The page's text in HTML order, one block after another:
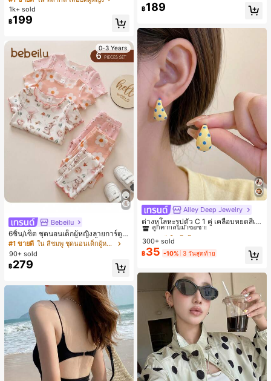
สปอร์ตแฟชั่นมินิมอล ของขวัญสำหรับเ
พื่อน
1k+ sold
฿199
0-3 Years
Bebeilu
6ชิ้น/เซ็ต ชุดนอนเด็กผู้หญิงลายการ์ตูน
หมีและดอกไม้ คอกลม แขนสั้น กางเกง
ขาสั้น ขอบระบาย สวมใส่สบาย
#1 ขายดี
ใน สีชมพู ชุดนอนเด็กผู้หญิง
90+ sold
฿279
฿189
Alley Deep Jewelry
ต่างหูโลหะรูปตัว C 1 คู่ เคลือบหยดสีเห
ลือง ลายจุดสีน้ำเงิน สไตล์ยุโรปและอเม
ริกัน แฟชั่นส่วนตัว หวานและสง่างาม
สำหรับผู้หญิงและเด็กหญิง สำหรับการเ
ดินทาง งานแต่งงาน ปาร์ตี้ วันเกิด ของ
#1 ขายดี ใน โบโฮ ต่างหูผู้หญิง
ลูกค้ากลับมาซื้อซ้ำ!
เกือบหมดแล้ว!
#1 ขายดี ใน โบโฮ ต่างหูผู้หญิง
ลูกค้ากลับมาซื้อซ้ำ!
เกือบหมดแล้ว!
#1 ขายดี ใน โบโฮ ต่างหูผู้หญิง
ลูกค้ากลับมาซื้อซ้ำ!
เกือบหมดแล้ว!
#1 ขายดี ใน โบโฮ ต่างหูผู้หญิง
เกือบหมดแล้ว!
300+ sold
฿35 -10% 3 วันสุดท้าย